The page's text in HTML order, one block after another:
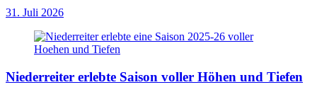
31. Juli 2026
Niederreiter erlebte Saison voller Höhen und Tiefen